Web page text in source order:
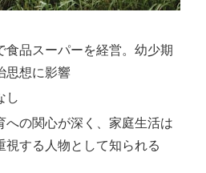
食品スーパーを経営。幼少期
思想に影響
し
への関心が深く、家庭生活は
視する人物として知られる